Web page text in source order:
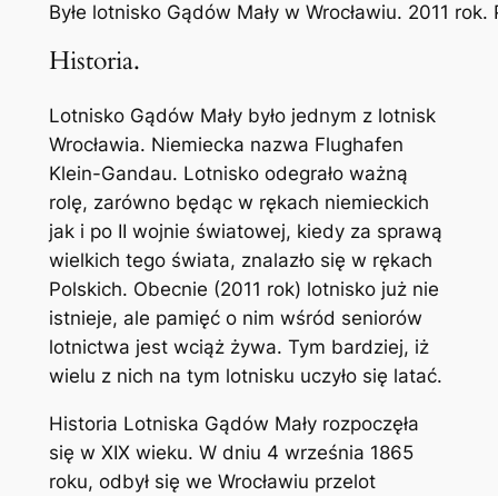
Byłe lotnisko Gądów Mały w Wrocławiu. 2011
Historia.
Lotnisko Gądów Mały było jednym z lotnisk
Wrocławia. Niemiecka nazwa Flughafen
Klein-Gandau. Lotnisko odegrało ważną
rolę, zarówno będąc w rękach niemieckich
jak i po II wojnie światowej, kiedy za sprawą
wielkich tego świata, znalazło się w rękach
Polskich. Obecnie (2011 rok) lotnisko już nie
istnieje, ale pamięć o nim wśród seniorów
lotnictwa jest wciąż żywa. Tym bardziej, iż
wielu z nich na tym lotnisku uczyło się latać.
Historia Lotniska Gądów Mały rozpoczęła
się w XIX wieku. W dniu 4 września 1865
roku, odbył się we Wrocławiu przelot